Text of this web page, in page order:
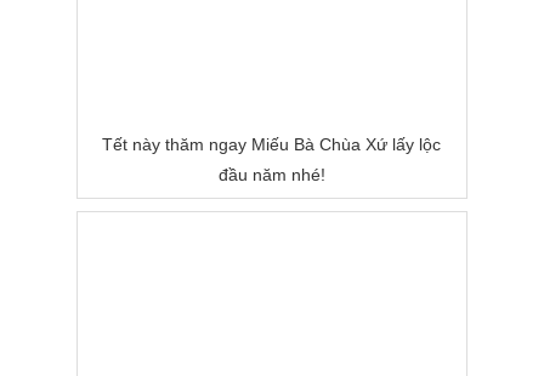
Tết này thăm ngay Miếu Bà Chùa Xứ lấy lộc
đầu năm nhé!